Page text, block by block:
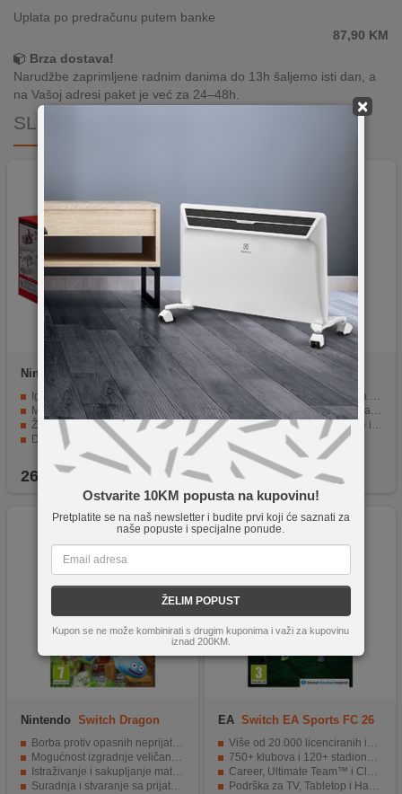
×
Ostvarite 10KM popusta na kupovinu!
Pretplatite se na naš newsletter i budite prvi koji će saznati za
naše popuste i specijalne ponude.
ŽELIM POPUST
Kupon se ne može kombinirati s drugim kuponima i važi za kupovinu
iznad 200KM.
Uplata po predračunu putem banke
87,90 KM
Brza dostava!
Narudžbe zaprimljene radnim danima do 13h šaljemo isti dan, a
na Vašoj adresi paket je već za 24–48h.
SLIČNI PROIZVODI
Nintendo Mario Kart
Live:Home Circuit Mario
Igra za Nintendo Switch
Mario Kart Live:Home Circuit Mario Set
Žanr - Avantura
Dobna granica 6+
269,00KM
EA EA It Takes Two
Igra dizajnirana isključivo za kooperativno igranje u dvoje
Stalno nove i raznolike mehanike igranja kroz svaki nivo
Mogućnost lokalnog i online igranja
Žanr - Akcija / Avantura
Dobna granica 12+
89,90 KM
Nintendo Switch Dragon
Borba protiv opasnih neprijatelja
Mogućnost izgradnje veličanstvenih struktura
Istraživanje i sakupljanje materijala
Suradnja i stvaranje sa prijateljima na mreži
EA Switch EA Sports FC 26
Više od 20.000 licenciranih igrača iz realnih liga
750+ klubova i 120+ stadiona za raznolik fudbalski doživljaj
Career, Ultimate Team™ i Clubs modovi igre
Podrška za TV, Tabletop i Handheld režime